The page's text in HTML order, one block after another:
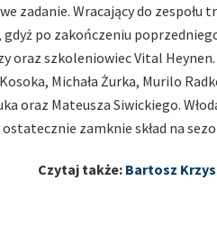
zadanie. Wracający do
gdyż po zakończeniu
oraz szkoleniowiec Vital
Michała Żurka, Murilo
oraz Mateusza Siwickiego.
zamknie skład na
Czytaj także: Bartosz